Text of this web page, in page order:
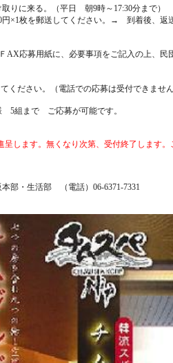
りに来る。（平日 朝9時～17:30分まで）
×1枚を郵送してください。→ 到着後、返送
AX応募用紙に、必要事項をご記入の上、民
ください。（電話での応募は受付できません
5組まで ご応募が可能です。
します。無くなり次第、受付終了します。
部・生活部 （電話）06-6371-7331